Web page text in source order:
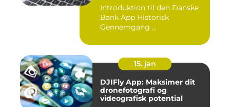
Introduktion til den Danske
Bank App Historisk
Gennemgang ...
15. jan
DJIFly App: Maksimer dit
dronefotografi og
videografisk potential